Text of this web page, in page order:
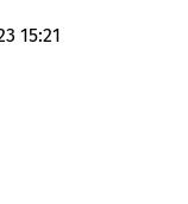
15:21